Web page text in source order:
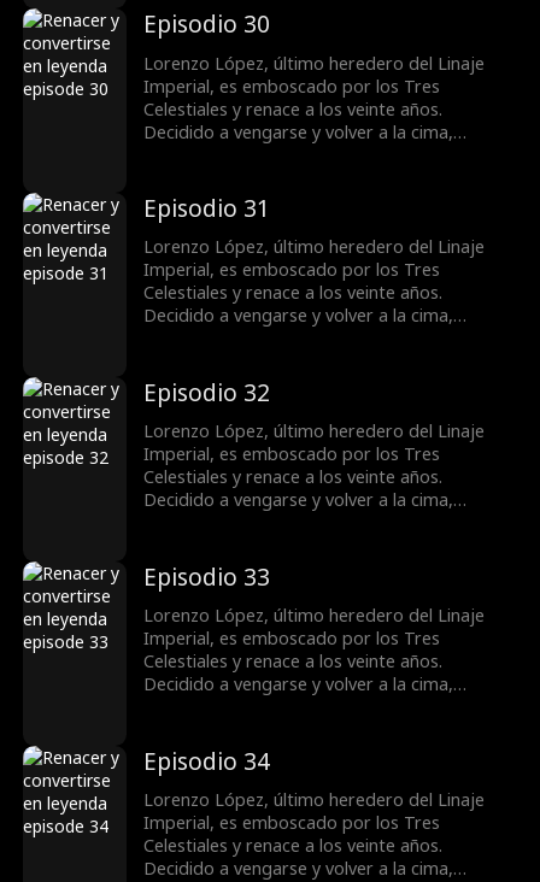
quienes lo despreciaron y humilla a su exnovia
Samantha Salazar. Lorenzo resuelve la crisis
de la familia Vega, derrota al gran maestro
Valeriano y se convierte en una figura
destacada.
Episodio 30
Lorenzo López, último heredero del Linaje
Imperial, es emboscado por los Tres
Celestiales y renace a los veinte años.
Decidido a vengarse y volver a la cima,
quienes lo despreciaron y humilla a su exnovia
Samantha Salazar. Lorenzo resuelve la crisis
de la familia Vega, derrota al gran maestro
Valeriano y se convierte en una figura
destacada.
Episodio 31
Lorenzo López, último heredero del Linaje
Imperial, es emboscado por los Tres
Celestiales y renace a los veinte años.
Decidido a vengarse y volver a la cima,
quienes lo despreciaron y humilla a su exnovia
Samantha Salazar. Lorenzo resuelve la crisis
de la familia Vega, derrota al gran maestro
Valeriano y se convierte en una figura
destacada.
Episodio 32
Lorenzo López, último heredero del Linaje
Imperial, es emboscado por los Tres
Celestiales y renace a los veinte años.
Decidido a vengarse y volver a la cima,
quienes lo despreciaron y humilla a su exnovia
Samantha Salazar. Lorenzo resuelve la crisis
de la familia Vega, derrota al gran maestro
Valeriano y se convierte en una figura
destacada.
Episodio 33
Lorenzo López, último heredero del Linaje
Imperial, es emboscado por los Tres
Celestiales y renace a los veinte años.
Decidido a vengarse y volver a la cima,
quienes lo despreciaron y humilla a su exnovia
Samantha Salazar. Lorenzo resuelve la crisis
de la familia Vega, derrota al gran maestro
Valeriano y se convierte en una figura
destacada.
Episodio 34
Lorenzo López, último heredero del Linaje
Imperial, es emboscado por los Tres
Celestiales y renace a los veinte años.
Decidido a vengarse y volver a la cima,